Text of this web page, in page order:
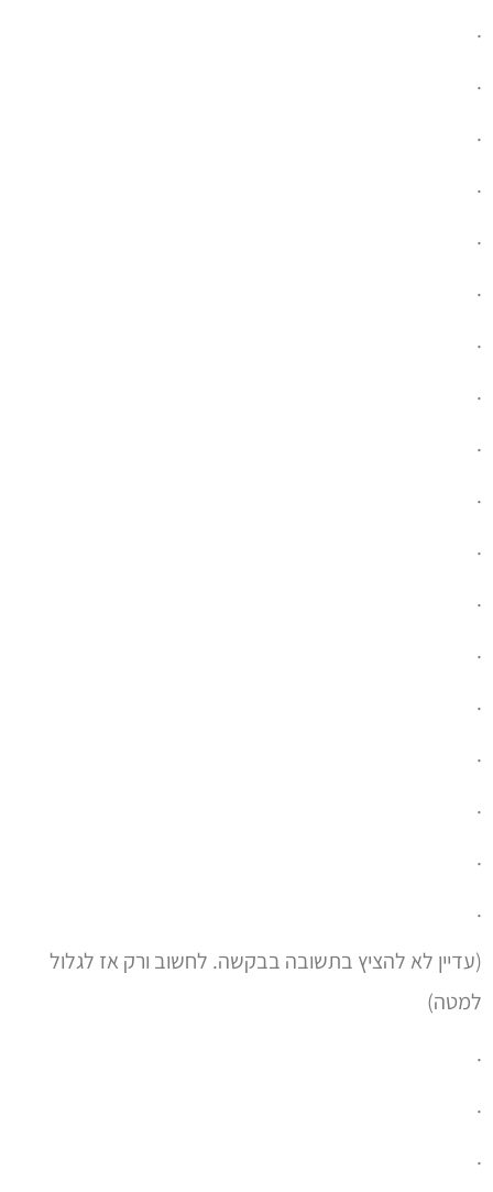
.
.
.
.
.
.
.
.
.
.
.
.
.
.
.
.
.
.
(עדיין לא להציץ בתשובה בבקשה. לחשוב ורק אז לגלול
למטה)
.
.
.